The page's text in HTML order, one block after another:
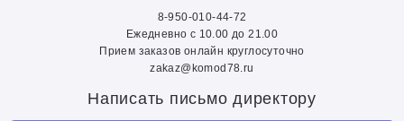
8-950-010-44-72
Ежедневно с 10.00 до 21.00
Прием заказов онлайн круглосуточно
zakaz@komod78.ru
Написать письмо директору